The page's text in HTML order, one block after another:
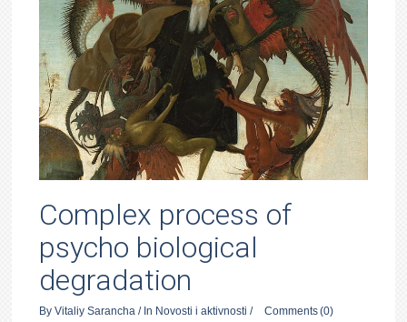
Complex process of
psycho biological
degradation
ByVitaliy Sarancha / In Novosti i aktivnosti / Comments(0)